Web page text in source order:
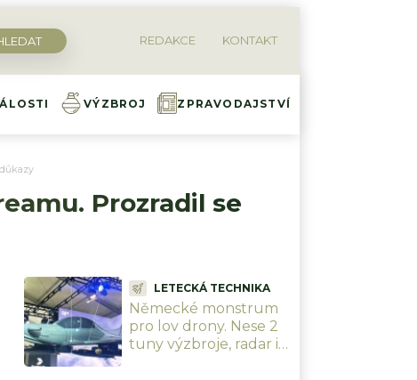
REDAKCE KONTAKT
VÝZBROJ ZPRAVODAJSTVÍ
Prozradil se
LETECKÁ TECHNIKA
Německé monstrum
pro lov drony. Nese 2
tuny výzbroje, radar i